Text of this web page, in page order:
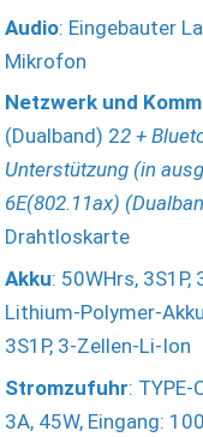
Audio: Eingebauter
Mikrofon
Netzwerk und
(Dualband) 22 +
Unterstützung (in
6E(802.11ax)
Drahtloskarte
Akku: 50WHrs,
Lithium-Polymer-
3S1P, 3-Zellen-Li-Ion
Stromzufuhr: TYPE-
3A, 45W, Eingang: